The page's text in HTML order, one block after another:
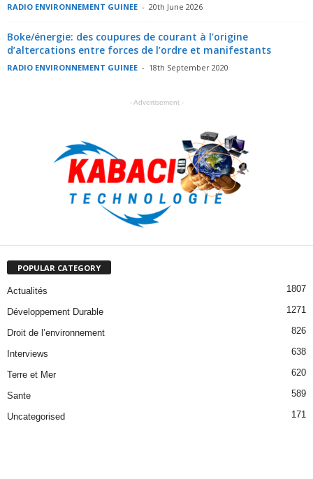
RADIO ENVIRONNEMENT GUINEE - 20th June 2026
Boke/énergie: des coupures de courant à l’origine
d’altercations entre forces de l’ordre et manifestants
RADIO ENVIRONNEMENT GUINEE - 18th September 2020
- Advertisement -
POPULAR CATEGORY
Actualités 1807
Développement Durable 1271
Droit de l’environnement 826
Interviews 638
Terre et Mer 620
Sante 589
Uncategorised 171